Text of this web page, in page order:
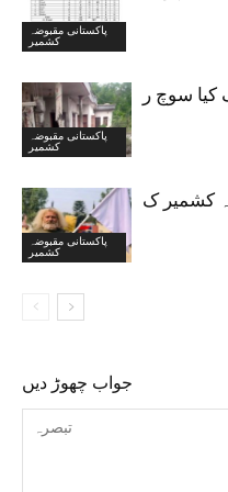
پاکستانی مقبوضہ
کشمیر
پاکستانی مقبوضہ
کشمیر
پاکستانی مقبوضہ
کشمیر
جواب چھوڑ دیں